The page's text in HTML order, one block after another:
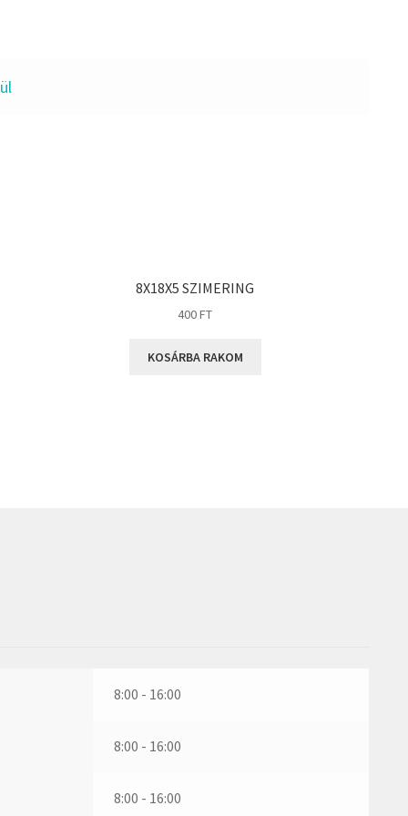
8X18X5 SZIMERING
400FT
KOSÁRBA RAKOM
8:00 - 16:00
8:00 - 16:00
8:00 - 16:00